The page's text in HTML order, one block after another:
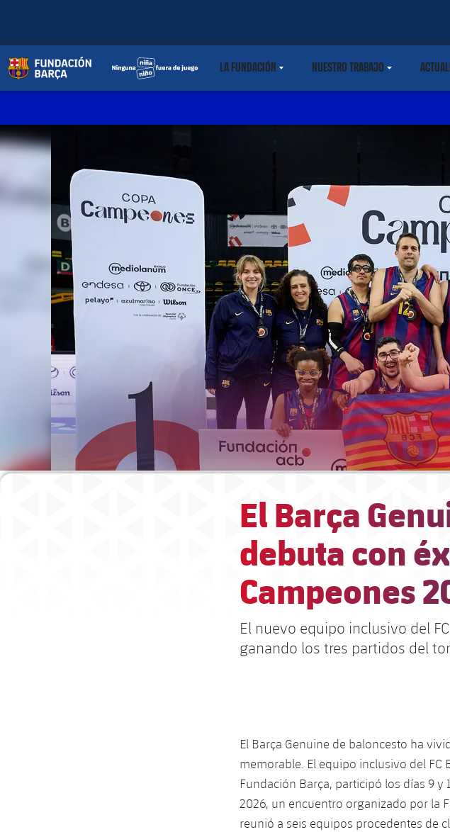
LA FUNDACIÓNLABEL.SHARE.CARETDOWN
NUESTRO TRABAJO
El Barça
debuta con
Campeones
El nuevo equipo inclusivo del
ganando los tres partidos del
El Barça Genuine de baloncesto ha
memorable. El equipo inclusivo del FC
Fundación Barça, participó los días 9 y
2026, un encuentro organizado por la
reunió a seis equipos procedentes de